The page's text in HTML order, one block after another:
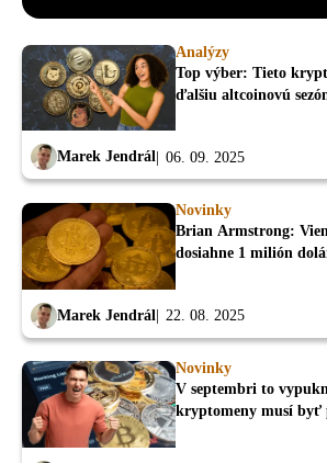
Analýzy
Top výber: Tieto
ďalšiu altcoinovú
Marek Jendrál 06. 09. 2025
Novinky
Brian Armstrong:
dosiahne 1 milión
Marek Jendrál 22. 08. 2025
Novinky
V septembri to
kryptomeny musí byť